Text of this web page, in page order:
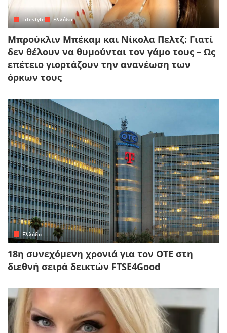
Lifestyle Ελλάδα
Μπρούκλιν Μπέκαμ και Νίκολα Πελτζ: Γιατί
δεν θέλουν να θυμούνται τον γάμο τους – Ως
επέτειο γιορτάζουν την ανανέωση των
όρκων τους
Ελλάδα
18η συνεχόμενη χρονιά για τον ΟΤΕ στη
διεθνή σειρά δεικτών FTSE4Good